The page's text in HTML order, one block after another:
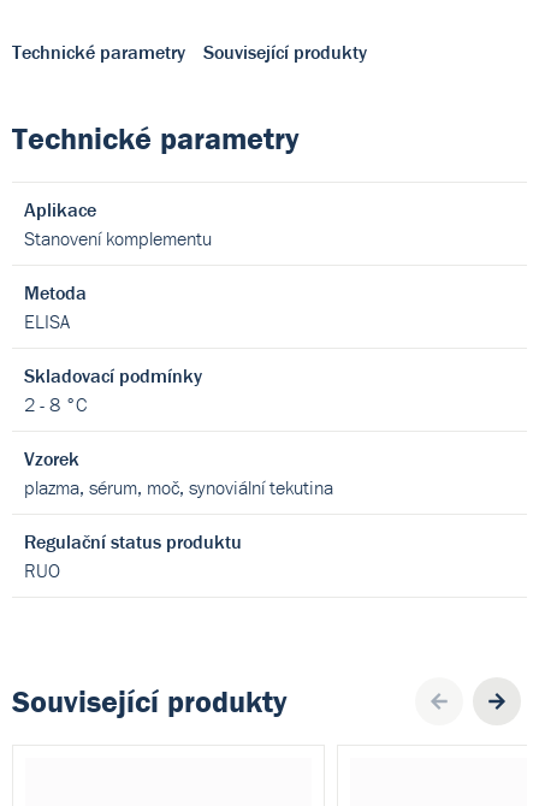
Technické parametry Související produkty
Technické parametry
Aplikace
Stanovení komplementu
Metoda
ELISA
Skladovací podmínky
2 - 8 °C
Vzorek
plazma, sérum, moč, synoviální tekutina
Regulační status produktu
RUO
Související produkty